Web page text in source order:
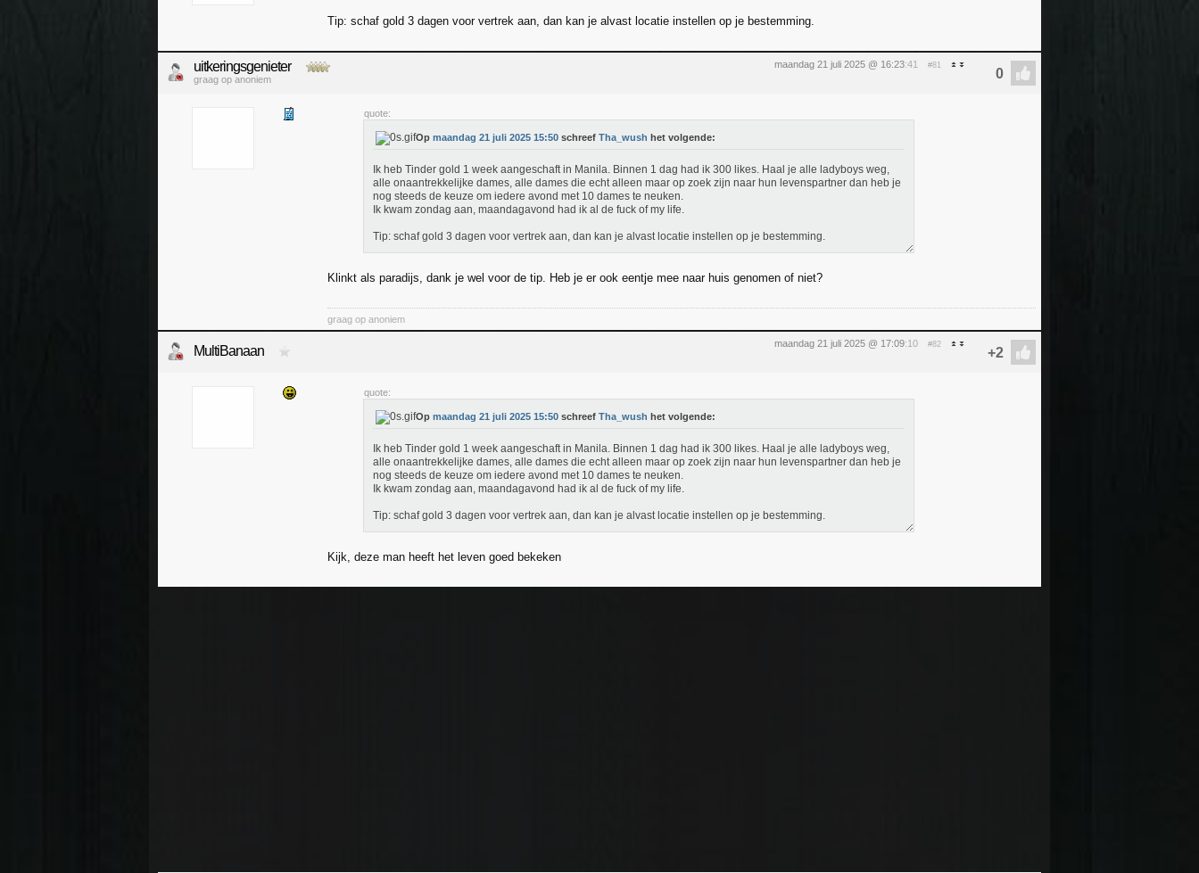
Tip: schaf gold 3 dagen voor vertrek aan, dan kan je alvast locatie instellen op je bestemming.
maandag 21 juli 2025 @ 16:23:41 #81
uitkeringsgenieter
graag op anoniem
quote:
Op maandag 21 juli 2025 15:50 schreef Tha_wush het volgende:
Ik heb Tinder gold 1 week aangeschaft in Manila. Binnen 1 dag had ik 300 likes. Haal je alle ladyboys weg,
alle onaantrekkelijke dames, alle dames die echt alleen maar op zoek zijn naar hun levenspartner dan heb je
nog steeds de keuze om iedere avond met 10 dames te neuken.
Ik kwam zondag aan, maandagavond had ik al de fuck of my life.
Tip: schaf gold 3 dagen voor vertrek aan, dan kan je alvast locatie instellen op je bestemming.
Klinkt als paradijs, dank je wel voor de tip. Heb je er ook eentje mee naar huis genomen of niet?
graag op anoniem
maandag 21 juli 2025 @ 17:09:10 #82
MultiBanaan
quote:
Op maandag 21 juli 2025 15:50 schreef Tha_wush het volgende:
Ik heb Tinder gold 1 week aangeschaft in Manila. Binnen 1 dag had ik 300 likes. Haal je alle ladyboys weg,
alle onaantrekkelijke dames, alle dames die echt alleen maar op zoek zijn naar hun levenspartner dan heb je
nog steeds de keuze om iedere avond met 10 dames te neuken.
Ik kwam zondag aan, maandagavond had ik al de fuck of my life.
Tip: schaf gold 3 dagen voor vertrek aan, dan kan je alvast locatie instellen op je bestemming.
Kijk, deze man heeft het leven goed bekeken